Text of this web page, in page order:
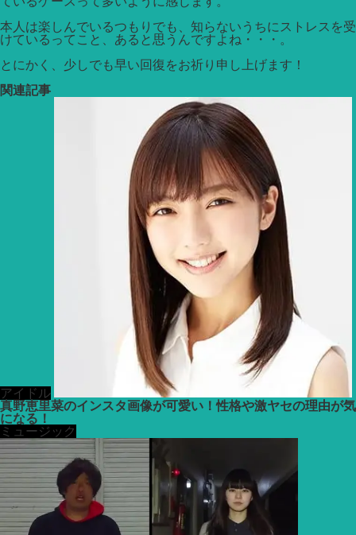
本人は楽しんでいるつもりでも、知らないうちにストレスを受
けているってこと、あると思うんですよね・・・。
とにかく、少しでも早い回復をお祈り申し上げます！
関連記事
アイドル
真野恵里菜のインスタ画像が可愛い！性格や激ヤセの理由が気
になる！
ミュージック